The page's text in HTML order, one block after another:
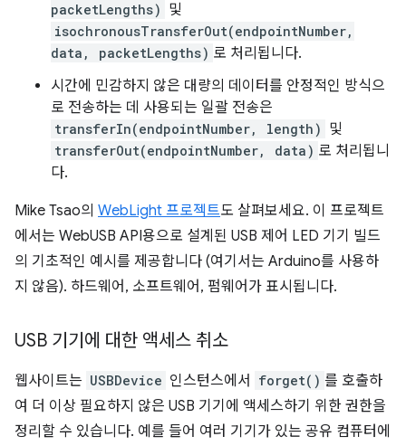
packetLengths) 및
isochronousTransferOut(endpointNumber,
data, packetLengths) 로 처리됩니다.
시간에 민감하지 않은 대량의 데이터를 안정적인 방식으
로 전송하는 데 사용되는 일괄 전송은
transferIn(endpointNumber, length) 및
transferOut(endpointNumber, data) 로 처리됩니
다.
Mike Tsao의 WebLight 프로젝트도 살펴보세요. 이 프로젝트
에서는 WebUSB API용으로 설계된 USB 제어 LED 기기 빌드
의 기초적인 예시를 제공합니다 (여기서는 Arduino를 사용하
지 않음). 하드웨어, 소프트웨어, 펌웨어가 표시됩니다.
USB 기기에 대한 액세스 취소
웹사이트는 USBDevice 인스턴스에서 forget() 를 호출하
여 더 이상 필요하지 않은 USB 기기에 액세스하기 위한 권한을
정리할 수 있습니다. 예를 들어 여러 기기가 있는 공유 컴퓨터에